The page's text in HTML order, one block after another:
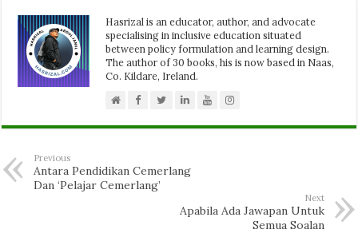
Hasrizal is an educator, author, and advocate
specialising in inclusive education situated
between policy formulation and learning design.
The author of 30 books, his is now based in Naas,
Co. Kildare, Ireland.
Previous
Antara Pendidikan Cemerlang
Dan ‘Pelajar Cemerlang’
Next
Apabila Ada Jawapan Untuk
Semua Soalan